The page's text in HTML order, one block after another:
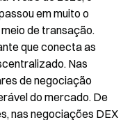
em muito o
de transação.
que conecta as
Nas
de negociação
do mercado. De
nas negociações DEX